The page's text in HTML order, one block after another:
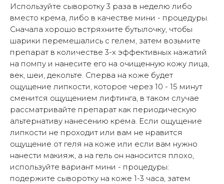
Используйте сыворотку 3 раза в неделю либо
вместо крема, либо в качестве мини - процедуры.
Сначала хорошо встряхните бутылочку, чтобы
шарики перемешались с гелем, затем возьмите
препарат в количестве 3-х эффективных нажатий
на помпу и нанесите его на очищенную кожу лица,
век, шеи, декольте. Сперва на коже будет
ощущение липкости, которое через 10 - 15 минут
сменится ощущением лифтинга, в таком случае
рассматривайте препарат как периодическую
альтернативу нанесению крема. Если ощущение
липкости не проходит или вам не нравится
ощущение от геля на коже или если вам нужно
нанести макияж, а на гель он наносится плохо,
используйте вариант мини - процедуры:
подержите сыворотку на коже 1-3 часа, затем